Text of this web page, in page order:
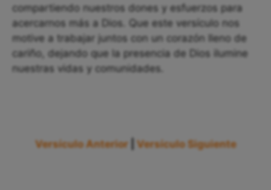
compartiendo nuestros dones y esfuerzos para
acercarnos más a Dios. Que este versículo nos
motive a trabajar juntos con un corazón lleno de
cariño, dejando que la presencia de Dios ilumine
nuestras vidas y comunidades.
Versículo Anterior Versículo Siguiente